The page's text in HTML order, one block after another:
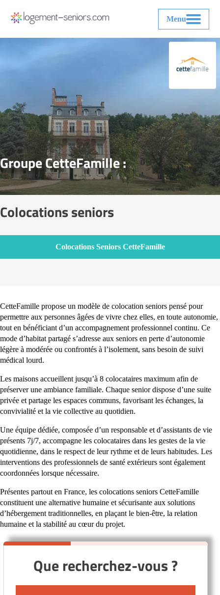
Menu
Groupe CetteFamille :
Colocations seniors
Colocations Seniors CetteFamille
CetteFamille propose un modèle de colocation seniors pensé pour
permettre aux personnes âgées de vivre chez elles, en toute autonomie,
tout en bénéficiant d’un accompagnement professionnel continu. Ce
mode d’habitat partagé s’adresse aux seniors en perte d’autonomie
légère à modérée ou confrontés à l’isolement, sans besoin de suivi
médical lourd.
Les maisons accueillent jusqu’à 8 colocataires maximum afin de
préserver une ambiance familiale. Chaque senior dispose d’une suite
privée et partage les espaces communs, favorisant les échanges, la
convivialité et la vie collective au quotidien.
Une équipe dédiée, composée d’un responsable et d’assistants de vie
présents 7j/7, accompagne les colocataires dans les gestes de la vie
quotidienne, dans le respect de leur rythme et de leurs habitudes. Les
interventions des professionnels de santé extérieurs sont également
coordonnées lorsque nécessaire.
Présentes partout en France, les colocations seniors CetteFamille
constituent une alternative humaine et sécurisante aux solutions
d’hébergement traditionnelles, en plaçant le bien-être, la relation
humaine et la stabilité au cœur du projet.
Que recherchez-vous ?